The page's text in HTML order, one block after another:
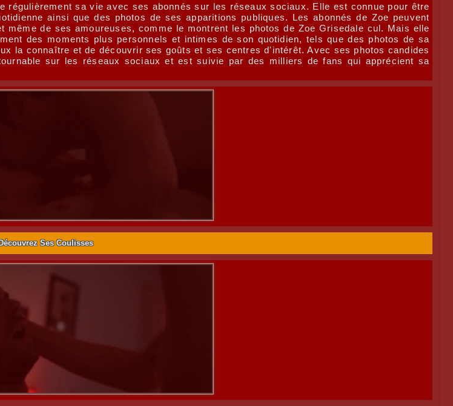
régulièrement sa vie avec ses abonnés sur les réseaux sociaux. Elle est connue pour être
ainsi que des photos de ses apparitions publiques. Les abonnés de Zoe peuvent
de ses amoureuses, comme le montrent les photos de Zoe Grisedale cul. Mais elle
des moments plus personnels et intimes de son quotidien, tels que des photos de sa
la connaître et de découvrir ses goûts et ses centres d'intérêt. Avec ses photos candides
sur les réseaux sociaux et est suivie par des milliers de fans qui apprécient sa
Découvrez Ses Coulisses